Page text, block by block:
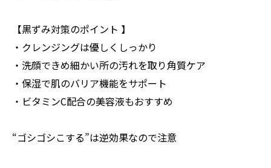
【黒ずみ対策のポイント 】
・クレンジングは優しくしっかり
・洗顔できめ細かい所の汚れを取り角質ケア
・保湿で肌のバリア機能をサポート
・ビタミンC配合の美容液もおすすめ
“ゴシゴシこする”は逆効果なので注意